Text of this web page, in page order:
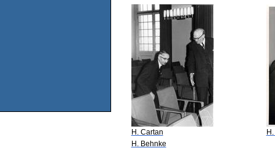
H. Cartan
H. Behnke